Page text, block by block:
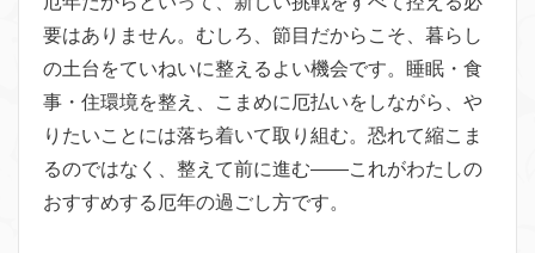
要はありません。むしろ、節目だからこそ、暮らし
の土台をていねいに整えるよい機会です。睡眠・食
事・住環境を整え、こまめに厄払いをしながら、や
りたいことには落ち着いて取り組む。恐れて縮こま
るのではなく、整えて前に進む——これがわたしの
おすすめする厄年の過ごし方です。